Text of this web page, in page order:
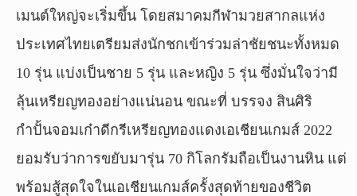
เมนต์ใหญ่จะเริ่มขึ้น โดยสมาคมกีฬามวยสากลแห่ง
ประเทศไทยเตรียมส่งนักชกเข้าร่วมล่าชัยชนะทั้งหมด
10 รุ่น แบ่งเป็นชาย 5 รุ่น และหญิง 5 รุ่น ซึ่งมั่นใจว่ามี
ลุ้นเหรียญทองอย่างแน่นอน ขณะที่ บรรจง สินศิริ
กำปั้นจอมเก๋าดีกรีเหรียญทองแดงเอเชียนเกมส์ 2022
ยอมรับว่าการขยับมารุ่น 70 กิโลกรัมถือเป็นงานหิน แต่
พร้อมสู้สุดใจในเอเชียนเกมส์ครั้งสุดท้ายของชีวิต